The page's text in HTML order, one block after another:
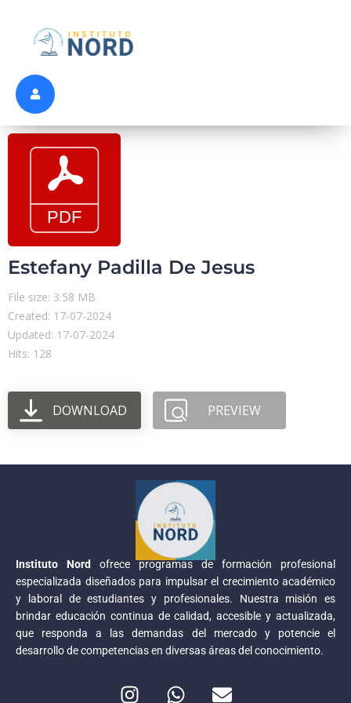
Estefany Padilla De Jesus
File size: 3.58 MB
Created: 17-07-2024
Updated: 17-07-2024
Hits: 128
DOWNLOAD PREVIEW
Instituto Nord
ofrece programas de formación profesional
especializada diseñados para impulsar el crecimiento académico
y laboral de estudiantes y profesionales. Nuestra misión es
brindar educación continua de calidad, accesible y actualizada,
que responda a las demandas del mercado y potencie el
desarrollo de competencias en diversas áreas del conocimiento.